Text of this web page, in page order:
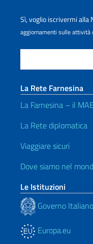
Sì, voglio iscrivermi
aggiornamenti sulle attività
La Rete Farnesina
La Farnesina – il
La Rete diplomatica
Viaggiare sicuri
Dove siamo nel
Le Istituzioni
Governo Italiano
Europa.eu